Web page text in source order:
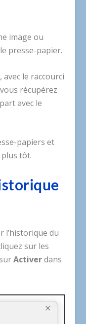
image ou
presse-papier.
le raccourci
récupérez
avec le
papiers et
tôt.
l’historique du
sur les
Activerdans